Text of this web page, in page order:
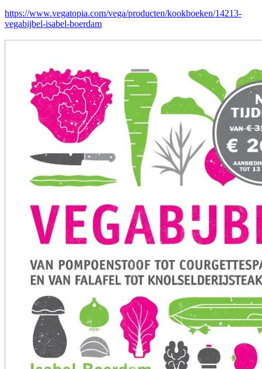
https://www.vegatopia.com/vega/producten/kookboeken/14213-
vegabijbel-isabel-boerdam